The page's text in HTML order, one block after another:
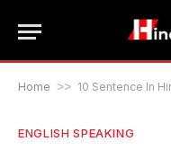
Home >> 10 Sentence In
ENGLISH SPEAKING